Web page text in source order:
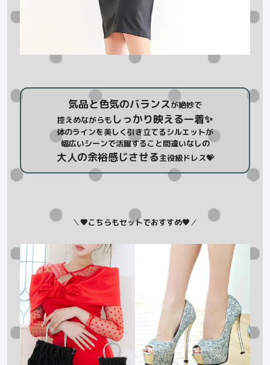
気品と色気のバランスが絶妙で
控えめながらも しっかり映える一着✨
体のラインを美しく引き立てるシルエットが
幅広いシーンで活躍すること間違いなしの
大人の余裕感じさせる主役級ドレス💝
＼🖤こちらもセットでおすすめ🖤／